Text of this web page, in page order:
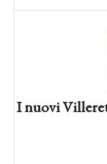
I nuovi Villeret